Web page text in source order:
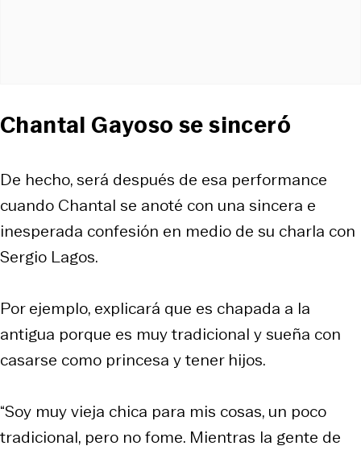
Chantal Gayoso se sinceró
De hecho, será después de esa performance
cuando Chantal se anoté con una sincera e
inesperada confesión en medio de su charla con
Sergio Lagos.
Por ejemplo, explicará que es chapada a la
antigua porque es muy tradicional y sueña con
casarse como princesa y tener hijos.
“Soy muy vieja chica para mis cosas, un poco
tradicional, pero no fome. Mientras la gente de